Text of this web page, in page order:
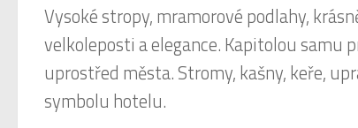
Vysoké stropy, mramorové podlahy,
velkoleposti a elegance. Kapitolou samu
uprostřed města. Stromy, kašny, keře,
symbolu hotelu.